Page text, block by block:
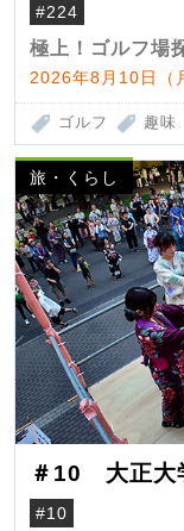
#224
極上！ゴルフ場
2026年8月10日（
ゴルフ 趣味
旅・くらし
＃10 大正大
#10